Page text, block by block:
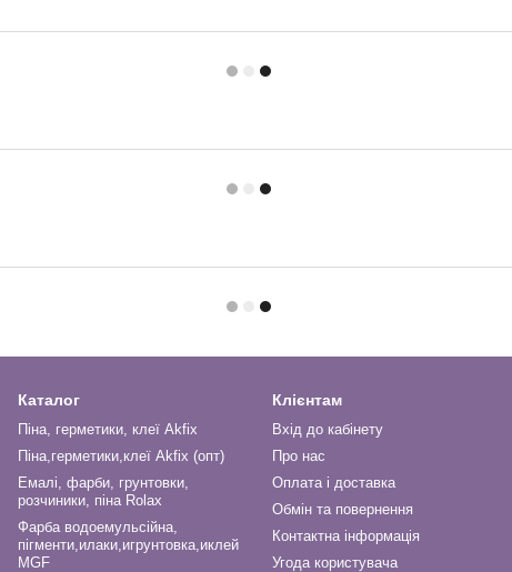
Каталог
Піна, герметики, клеї Akfix
Піна,герметики,клеї Akfix (опт)
Емалі, фарби, грунтовки,
розчиники, піна Rolax
Фарба водоемульсійна,
пігменти,илаки,игрунтовка,иклей
MGF
Клієнтам
Вхід до кабінету
Про нас
Оплата і доставка
Обмін та повернення
Контактна інформація
Угода користувача